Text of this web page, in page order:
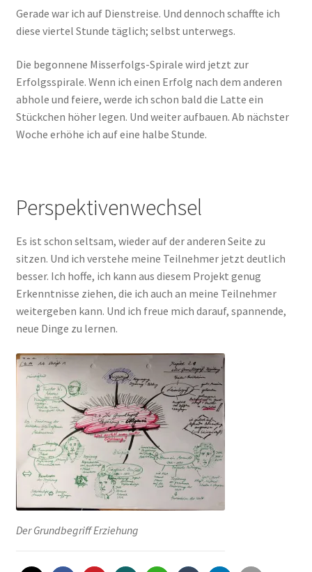
Gerade war ich auf Dienstreise. Und dennoch schaffte ich
diese viertel Stunde täglich; selbst unterwegs.
Die begonnene Misserfolgs-Spirale wird jetzt zur
Erfolgsspirale. Wenn ich einen Erfolg nach dem anderen
abhole und feiere, werde ich schon bald die Latte ein
Stückchen höher legen. Und weiter aufbauen. Ab nächster
Woche erhöhe ich auf eine halbe Stunde.
Perspektivenwechsel
Es ist schon seltsam, wieder auf der anderen Seite zu
sitzen. Und ich verstehe meine Teilnehmer jetzt deutlich
besser. Ich hoffe, ich kann aus diesem Projekt genug
Erkenntnisse ziehen, die ich auch an meine Teilnehmer
weitergeben kann. Und ich freue mich darauf, spannende,
neue Dinge zu lernen.
Der Grundbegriff Erziehung